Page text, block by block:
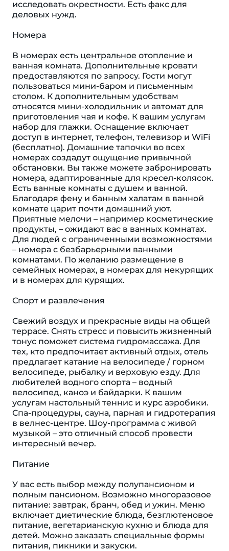
исследовать окрестности. Есть факс для
деловых нужд.
Номера
В номерах есть центральное отопление и
ванная комната. Дополнительные кровати
предоставляются по запросу. Гости могут
пользоваться мини-баром и письменным
столом. К дополнительным удобствам
относятся мини-холодильник и автомат для
приготовления чая и кофе. К вашим услугам
набор для глажки. Оснащение включает
доступ в интернет, телефон, телевизор и WiFi
(бесплатно). Домашние тапочки во всех
номерах создадут ощущение привычной
обстановки. Вы также можете забронировать
номера, адаптированные для кресел-колясок.
Есть ванные комнаты с душем и ванной.
Благодаря фену и банным халатам в ванной
комнате царит почти домашний уют.
Приятные мелочи – например косметические
продукты, – ожидают вас в ванных комнатах.
Для людей с ограниченными возможностями
– номера с безбарьерными ванными
комнатами. По желанию размещение в
семейных номерах, в номерах для некурящих
и в номерах для курящих.
Спорт и развлечения
Свежий воздух и прекрасные виды на общей
террасе. Снять стресс и повысить жизненный
тонус поможет система гидромассажа. Для
тех, кто предпочитает активный отдых, отель
предлагает катание на велосипеде / горном
велосипеде, рыбалку и верховую езду. Для
любителей водного спорта – водный
велосипед, каноэ и байдарки. К вашим
услугам настольный теннис и курс аэробики.
Спа-процедуры, сауна, парная и гидротерапия
в велнес-центре. Шоу-программа с живой
музыкой – это отличный способ провести
интересный вечер.
Питание
У вас есть выбор между полупансионом и
полным пансионом. Возможно многоразовое
питание: завтрак, бранч, обед и ужин. Меню
включает диетические блюда, безглютеновое
питание, вегетарианскую кухню и блюда для
детей. Можно заказать специальные формы
питания, пикники и закуски.